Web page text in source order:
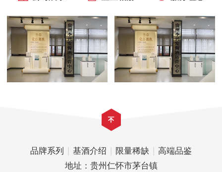
品牌系列 | 基酒介绍 | 限量稀缺 | 高端品鉴
地址：贵州仁怀市茅台镇